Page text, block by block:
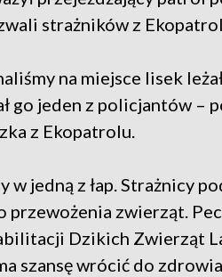
strażników z
na miejsce lisek
go jeden z policjantów –
z Ekopatrolu.
w jedną z łap. Strażnicy
przewożenia zwierząt.
Dzikich Zwierząt
szansę wrócić do